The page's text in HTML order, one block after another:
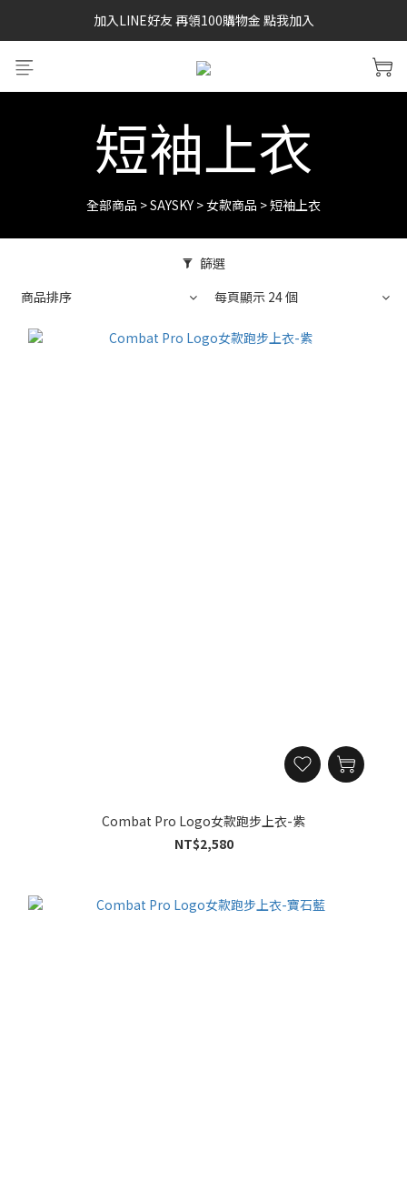
SAYSKY 26'春夏兩件85折
加入LINE好友 再領100購物金 點我加入
SAYSKY 26'春夏兩件85折
短袖上衣
全部商品 >SAYSKY >女款商品 >短袖上衣
篩選
商品排序
每頁顯示 24 個
Combat Pro Logo女款跑步上衣-紫
NT$2,580